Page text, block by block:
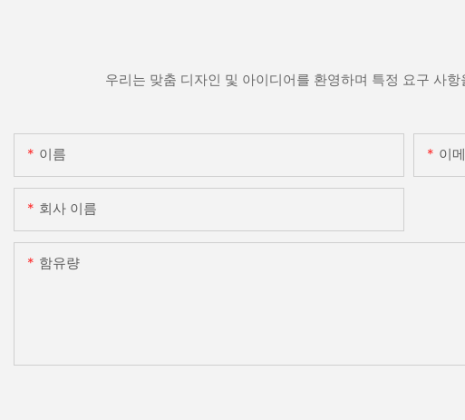
우리는 맞춤 디자인 및 아이디어를 환영하며 특정 요구 사
이름 이
회사 이름
함유량